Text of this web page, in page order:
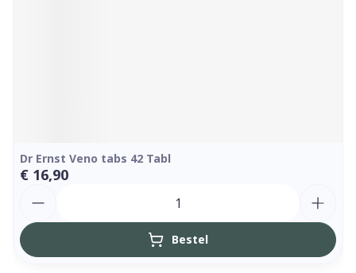
Dr Ernst Veno tabs 42 Tabl
€ 16,90
Bestel